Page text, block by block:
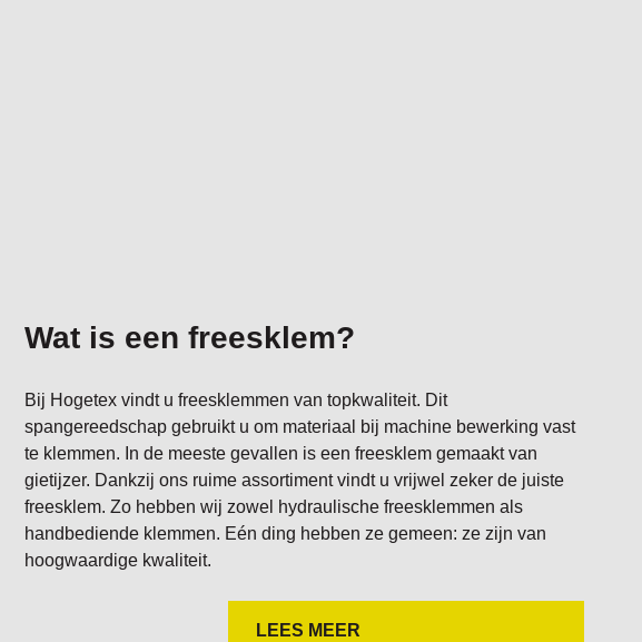
Wat is een freesklem?
Bij Hogetex vindt u freesklemmen van topkwaliteit. Dit
spangereedschap gebruikt u om materiaal bij machine bewerking vast
te klemmen. In de meeste gevallen is een freesklem gemaakt van
gietijzer. Dankzij ons ruime assortiment vindt u vrijwel zeker de juiste
freesklem. Zo hebben wij zowel hydraulische freesklemmen als
handbediende klemmen. Eén ding hebben ze gemeen: ze zijn van
hoogwaardige kwaliteit.
LEES MEER